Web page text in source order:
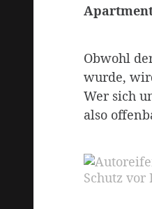
Obwohl
wurde,
Wer sich
also